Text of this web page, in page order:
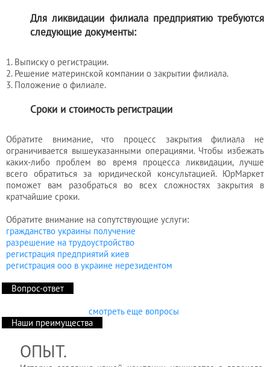
Для ликвидации филиала предприятию требуются
следующие документы:
1. Выписку о регистрации.
2. Решение материнской компании о закрытии филиала.
3. Положение о филиале.
Сроки и стоимость регистрации
Обратите внимание, что процесс закрытия филиала не
ограничивается вышеуказанными операциями. Чтобы избежать
каких-либо проблем во время процесса ликвидации, лучше
всего обратиться за юридической консультацией. ЮрМаркет
поможет вам разобраться во всех сложностях закрытия в
кратчайшие сроки.
Обратите внимание на сопутствующие услуги:
гражданство украины получение
разрешение на трудоустройство
регистрация предприятий киев
регистрация ооо в украине нерезидентом
Вопрос-ответ
смотреть еще вопросы
Наши преимущества
ОПЫТ.